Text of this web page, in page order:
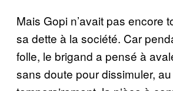
Mais Gopi n’avait pas encore
sa dette à la société. Car
folle, le brigand a pensé à
sans doute pour dissimuler,